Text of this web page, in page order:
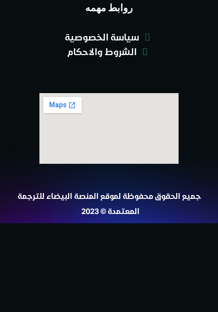
روابط مهمه
سياسة الخصوصية
الشروط والاحكام
جميع الحقوق محفوظة لموقع المنصة البيضاء للترجمة
المعتمدة © 2023